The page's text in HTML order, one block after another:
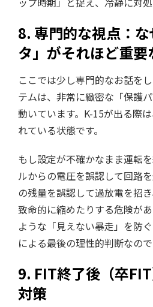
8. 専門的な視点：
タ」がそれほど重要
ここでは少し専門的なお話をし
テムは、非常に緻密な「保護
動いています。K-15が出る際
れている状態です。
もし設定が不確かなまま運転
ルからの電圧を誤認して回路を
の残量を誤認して過放電を招
致命的に縮めたりする危険が
ような「見えない暴走」を防
による最後の理性的判断なので
9. FIT終了後（卒
対策